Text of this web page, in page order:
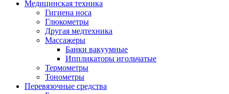
Медицинская техника
Гигиена носа
Глюкометры
Другая медтехника
Массажеры
Банки вакуумные
Иппликаторы игольчатые
Термометры
Тонометры
Перевязочные средства